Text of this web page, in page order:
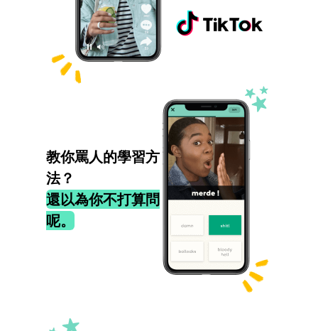
教你罵人的學習方
法？
還以為你不打算問
呢。